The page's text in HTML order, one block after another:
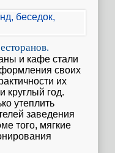
и кафе стали
своих
их
круглый год.
утеплить
заведения
того, мягкие